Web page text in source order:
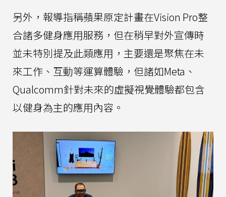
另外，報導指稱蘋果原定計畫在Vision Pro整
合諸多健身應用服務，但在稍早對外宣傳時
並未特別提及此類應用，主要還是聚焦在未
來工作、互動等運算體驗，但諸如Meta、
Qualcomm針對未來的虛擬視覺體驗都包含
以健身為主的應用內容。